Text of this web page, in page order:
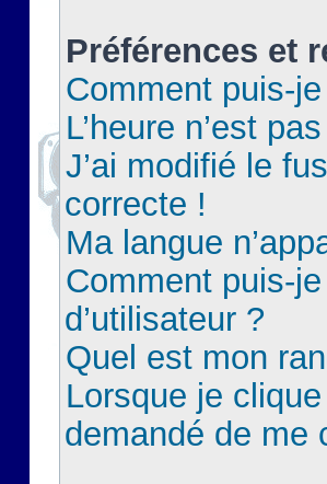
Préférences et
Comment puis-
L’heure n’est
J’ai modifié le
correcte !
Ma langue
Comment puis-
d’utilisateur ?
Quel est mon
Lorsque je
demandé de me